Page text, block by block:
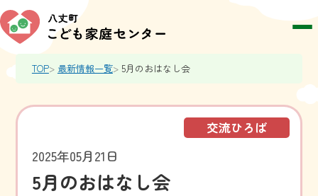
TOP 最新情報一覧 5月のおはなし会
交流ひろば
2025年05月21日
5月のおはなし会